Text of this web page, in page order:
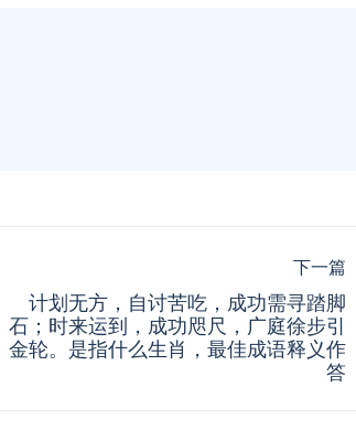
下一篇
计划无方，自讨苦吃，成功需寻踏脚
石；时来运到，成功咫尺，广庭徐步引
金轮。是指什么生肖，最佳成语释义作
答